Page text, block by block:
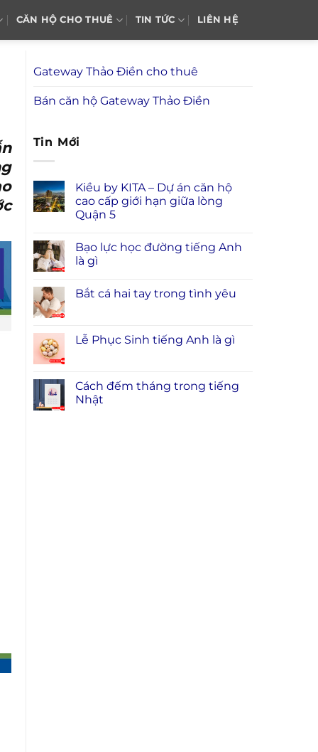
CĂN HỘ CHO THUÊ TIN TỨC LIÊN HỆ
Gateway Thảo Điền cho thuê
Bán căn hộ Gateway Thảo Điền
Tin Mới
Kiều by KITA – Dự án căn hộ
cao cấp giới hạn giữa lòng
Quận 5
Bạo lực học đường tiếng Anh
là gì
Bắt cá hai tay trong tình yêu
Lễ Phục Sinh tiếng Anh là gì
Cách đếm tháng trong tiếng
Nhật